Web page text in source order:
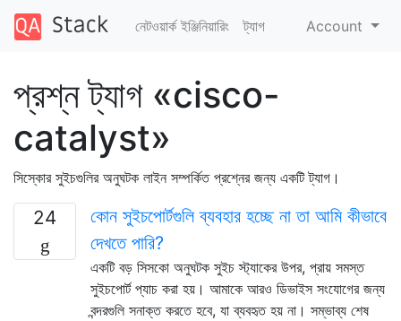
নেটওয়ার্ক ইঞ্জিনিয়ারিং ট্যাগ Account
প্রশ্ন ট্যাগ «cisco-
catalyst»
সিস্কোর সুইচগুলির অনুঘটক লাইন সম্পর্কিত প্রশ্নের জন্য একটি ট্যাগ।
24
কোন সুইচপোর্টগুলি ব্যবহার হচ্ছে না তা আমি কীভাবে
দেখতে পারি?
একটি বড় সিসকো অনুঘটক সুইচ স্ট্যাকের উপর, প্রায় সমস্ত
সুইচপোর্ট প্যাচ করা হয়। আমাকে আরও ডিভাইস সংযোগের জন্য
বন্দরগুলি সনাক্ত করতে হবে, যা ব্যবহৃত হয় না। সম্ভাব্য শেষ